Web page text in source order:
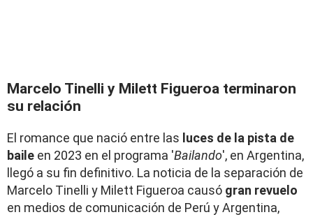
Marcelo Tinelli y Milett Figueroa terminaron
su relación
El romance que nació entre las luces de la pista de
baile en 2023 en el programa 'Bailando', en Argentina,
llegó a su fin definitivo. La noticia de la separación de
Marcelo Tinelli y Milett Figueroa causó gran revuelo
en medios de comunicación de Perú y Argentina,